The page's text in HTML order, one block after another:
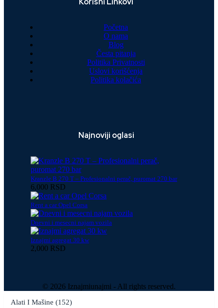
Početna
O nama
Blog
Česta pitanja
Politika Privatnosti
Uslovi korišćenja
Politika kolačića
Najnoviji oglasi
Kranzle B 270 T – Profesionalni perač, puromat 270 bar
6,000 RSD
Rent a car Opel Corsa
Dnevni i mesecni najam vozila
Iznajmi agregat 30 kw
2,000 RSD
© 2026 Iznajmiunajmi - All rights reserved.
Alati I Mašine (152)